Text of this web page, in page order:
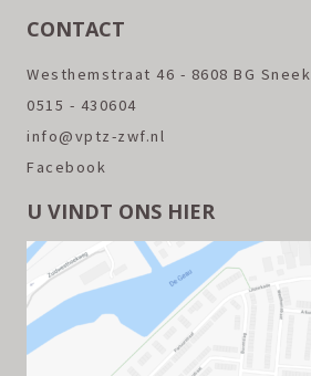
CONTACT
Westhemstraat 46 - 8608 BG Sneek
0515 - 430604
info@vptz-zwf.nl
Facebook
U VINDT ONS HIER